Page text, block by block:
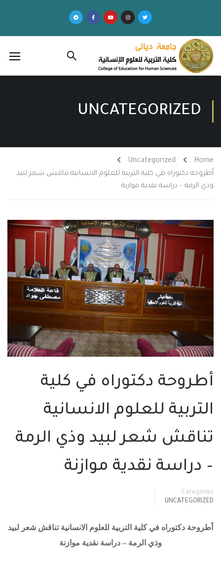
UNCATEGORIZED
Home
Uncategorized
أطروحة دكتوراه في كلية التربية للعلوم الانسانية تناقش شعر لبيد
وذي الرمة – دراسة نقدية موازنة
أطروحة دكتوراه في كلية
التربية للعلوم الانسانية
تناقش شعر لبيد وذي الرمة
– دراسة نقدية موازنة
Categories
UNCATEGORIZED
أطروحة دكتوراه في كلية التربية للعلوم الانسانية تناقش شعر لبيد
وذي الرمة – دراسة نقدية موازنة